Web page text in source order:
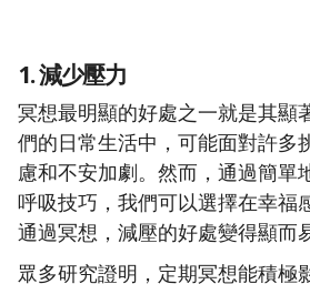
1. 減少壓力
冥想最明顯的好處之一就是其顯
們的日常生活中，可能面對許多
慮和不安加劇。然而，通過簡單
呼吸技巧，我們可以選擇在幸福
通過冥想，減壓的好處變得顯而
眾多研究證明，定期冥想能積極